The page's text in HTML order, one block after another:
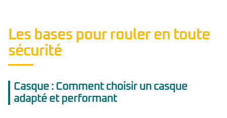
Les bases pour rouler en toute
sécurité
Casque : Comment choisir un casque
adapté et performant